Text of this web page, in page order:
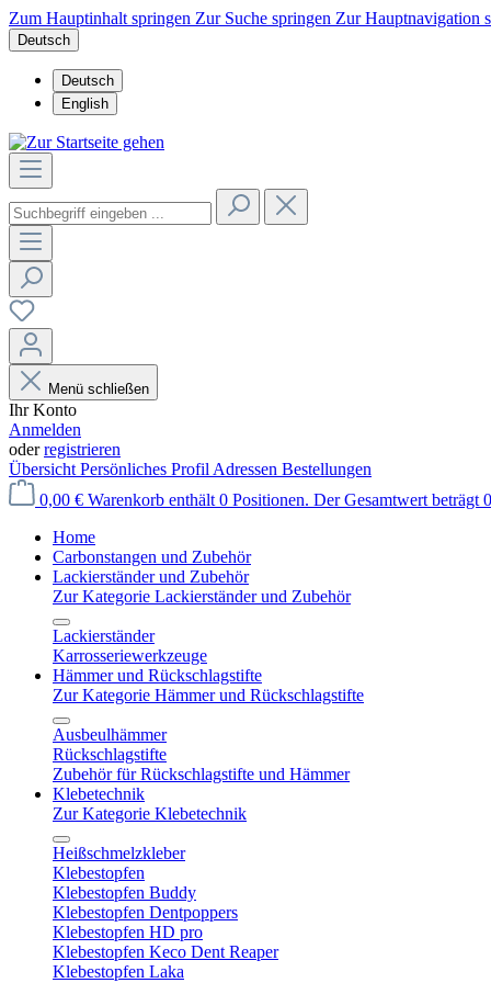
Zum Hauptinhalt springen Zur Suche springen Zur Hauptnavigation
Deutsch
Deutsch
English
Menü schließen
Ihr Konto
Anmelden
oderregistrieren
Übersicht Persönliches Profil Adressen Bestellungen
0,00 € Warenkorb enthält 0 Positionen. Der Gesamtwert beträgt
Home
Carbonstangen und Zubehör
Lackierständer und Zubehör
Zur Kategorie Lackierständer und Zubehör
Lackierständer
Karrosseriewerkzeuge
Hämmer und Rückschlagstifte
Zur Kategorie Hämmer und Rückschlagstifte
Ausbeulhämmer
Rückschlagstifte
Zubehör für Rückschlagstifte und Hämmer
Klebetechnik
Zur Kategorie Klebetechnik
Heißschmelzkleber
Klebestopfen
Klebestopfen Buddy
Klebestopfen Dentpoppers
Klebestopfen HD pro
Klebestopfen Keco Dent Reaper
Klebestopfen Laka